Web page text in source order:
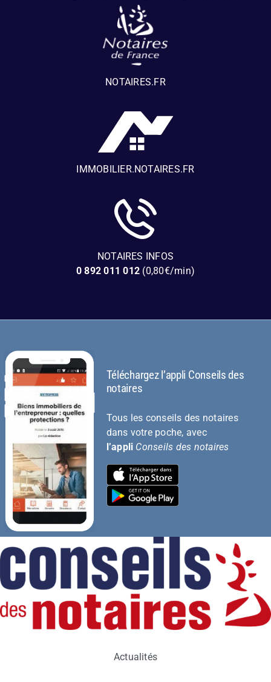
NOTAIRES.FR
IMMOBILIER.NOTAIRES.FR
NOTAIRES INFOS
0 892 011 012 (0,80€/min)
Téléchargez l’appli Conseils des
notaires
Tous les conseils des notaires
dans votre poche, avec
l’appli Conseils des notaires
Actualités